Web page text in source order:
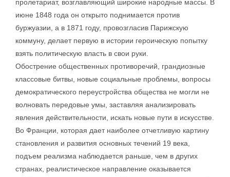
пролетариат, возглавляющий широкие народные массы. В
июне 1848 года он открыто поднимается против
буржуазии, а в 1871 году, провозгласив Парижскую
коммуну, делает первую в истории героическую попытку
взять политическую власть в свои руки.
Обострение общественных противоречий, грандиозные
классовые битвы, новые социальные проблемы, вопросы
демократического переустройства общества не могли не
волновать передовые умы, заставляя анализировать
явления действительности, искать новые пути в искусстве.
Во Франции, которая дает наиболее отчетливую картину
становления и развития основных течений 19 века,
подъем реализма наблюдается раньше, чем в других
странах, реалистическое направление оказывается